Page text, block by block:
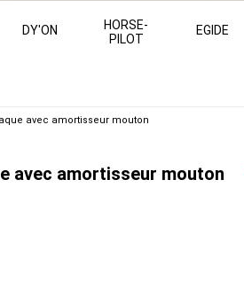
DY'ON
HORSE-
PILOT
EGIDE
avec amortisseur mouton
avec amortisseur mouton